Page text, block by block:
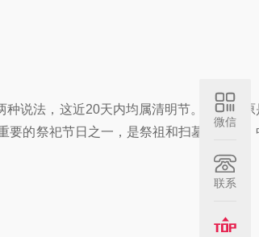
说法，这近20天内均属清明节。清明节
要的祭祀节日之一，是祭祖和扫墓的日子
微信
联系